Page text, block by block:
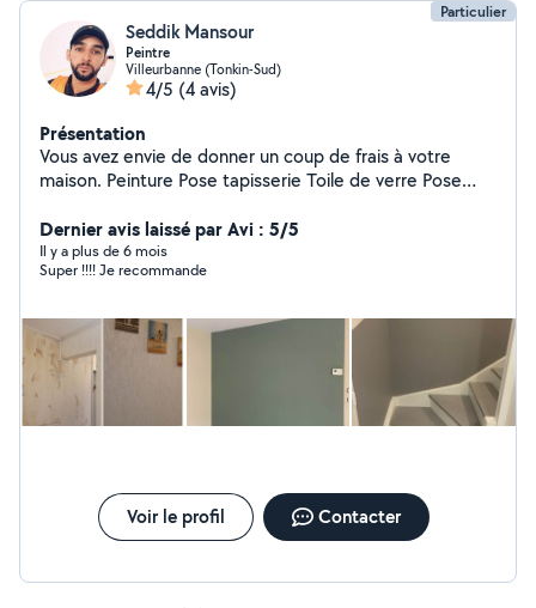
Particulier
Seddik Mansour
Peintre
Villeurbanne (Tonkin-Sud)
4/5 (4 avis)
Présentation
Vous avez envie de donner un coup de frais à votre
maison. Peinture Pose tapisserie Toile de verre Pose
n'hésitez pas à me contacter travail parfait et propre
Dernier avis laissé par Avi : 5/5
Il y a plus de 6 mois
Super !!!! Je recommande
Voir le profil Contacter